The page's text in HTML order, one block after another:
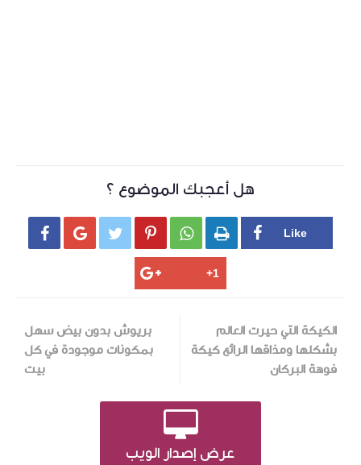
هل أعجبك الموضوع ؟
     
الكيكة التي حيرت العالم
بشكلها ومذاقها الرائع كيكة
فوهة البركان
بريوش بدون بيض سهل
بمكونات موجودة في كل
بيت
عرض إصدار الويب